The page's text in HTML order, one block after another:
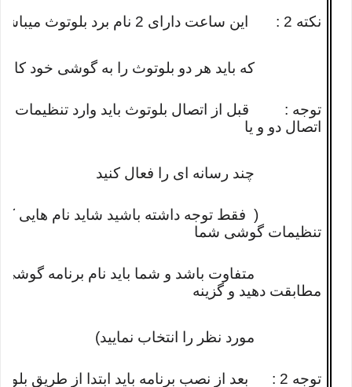
نکته 2 : این ساعت دارای 2 نام برد بلوتوث میباشد که 1-
که باید هر دو بلوتوث را به گوشی خود
توجه : قبل از اتصال بلوتوث باید وارد تنظیمات
اتصال دو و یا
چند رسانه ای را فعال کنید
( فقط توجه داشته باشید شاید نام هایی که ما
تنظیمات گوشی شما
متفاوت باشد و شما باید نام برنامه گوشی
مطابقت دهید و گزینه
مورد نظر را انتخاب نمایید)
توجه 2 : بعد از نصب برنامه باید ابتدا از